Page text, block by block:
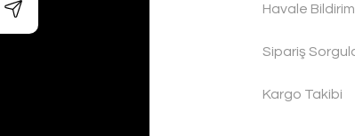
Havale
Sipariş
Kargo Takibi